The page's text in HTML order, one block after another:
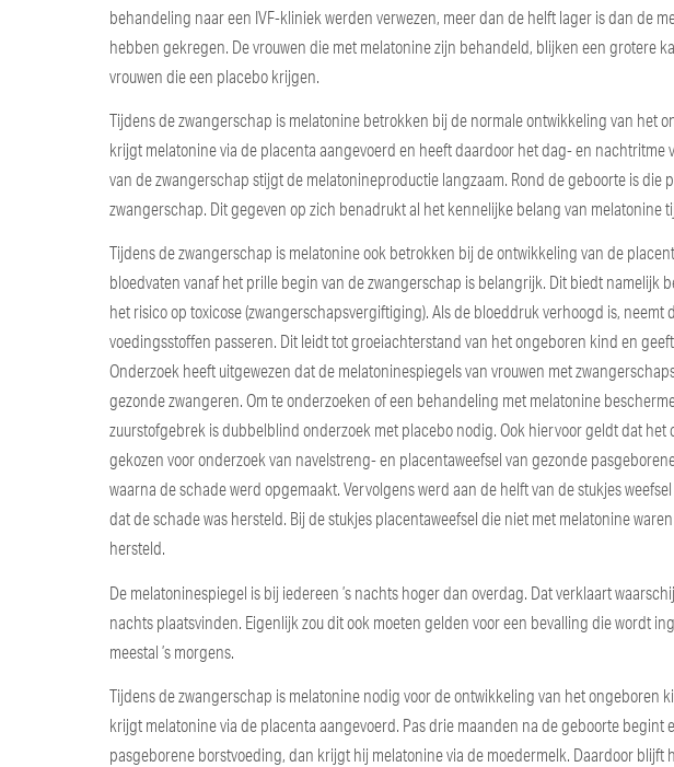
behandeling naar een IVF-kliniek werden verwezen, meer dan de helft lager is dan de
hebben gekregen. De vrouwen die met melatonine zijn behandeld, blijken een grotere
vrouwen die een placebo krijgen.
Tijdens de zwangerschap is melatonine betrokken bij de normale ontwikkeling van het
krijgt melatonine via de placenta aangevoerd en heeft daardoor het dag- en nachtritme
van de zwangerschap stijgt de melatonineproductie langzaam. Rond de geboorte is die
zwangerschap. Dit gegeven op zich benadrukt al het kennelijke belang van melatonine
Tijdens de zwangerschap is melatonine ook betrokken bij de ontwikkeling van de
bloedvaten vanaf het prille begin van de zwangerschap is belangrijk. Dit biedt namelijk
het risico op toxicose (zwangerschapsvergiftiging). Als de bloeddruk verhoogd is,
voedingsstoffen passeren. Dit leidt tot groeiachterstand van het ongeboren kind en
Onderzoek heeft uitgewezen dat de melatoninespiegels van vrouwen met
gezonde zwangeren. Om te onderzoeken of een behandeling met melatonine
zuurstofgebrek is dubbelblind onderzoek met placebo nodig. Ook hiervoor geldt dat
gekozen voor onderzoek van navelstreng- en placentaweefsel van gezonde
waarna de schade werd opgemaakt. Vervolgens werd aan de helft van de stukjes
dat de schade was hersteld. Bij de stukjes placentaweefsel die niet met melatonine
hersteld.
De melatoninespiegel is bij iedereen ’s nachts hoger dan overdag. Dat verklaart
nachts plaatsvinden. Eigenlijk zou dit ook moeten gelden voor een bevalling die wordt
meestal ’s morgens.
Tijdens de zwangerschap is melatonine nodig voor de ontwikkeling van het ongeboren
krijgt melatonine via de placenta aangevoerd. Pas drie maanden na de geboorte begint
pasgeborene borstvoeding, dan krijgt hij melatonine via de moedermelk. Daardoor